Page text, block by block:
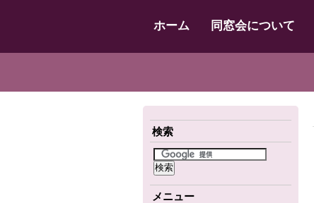
ホーム 同窓会について
検索
メニュー